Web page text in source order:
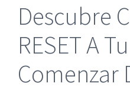
Descubre
RESET A
Comenzar